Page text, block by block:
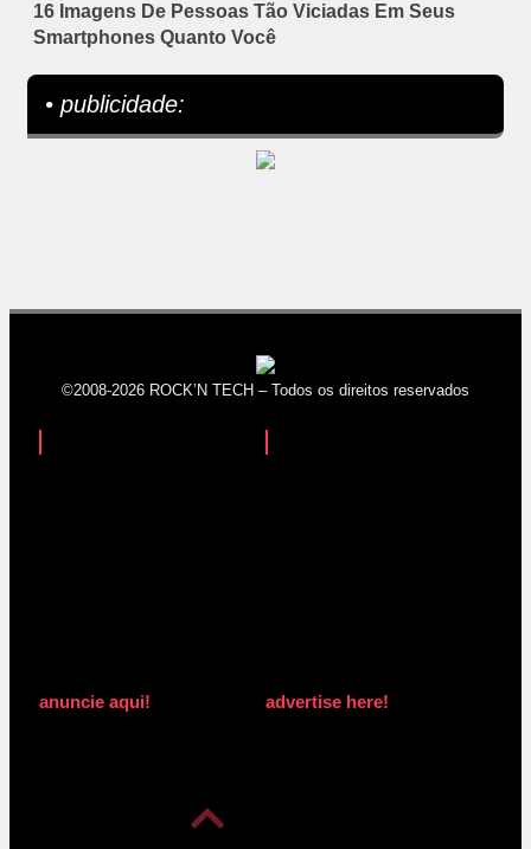
16 Imagens De Pessoas Tão Viciadas Em Seus
Smartphones Quanto Você
• publicidade:
©2008-2026 ROCK’N TECH – Todos os direitos reservados
anuncie aqui! advertise here!